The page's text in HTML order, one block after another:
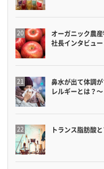
オーガニック農
社長インタビュー
鼻水が出て体調
レルギーとは？〜
トランス脂肪酸